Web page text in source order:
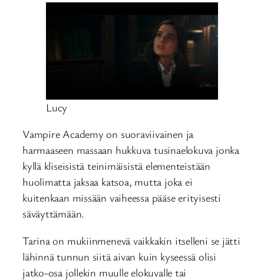
Lucy
Vampire Academy on suoraviivainen ja
harmaaseen massaan hukkuva tusinaelokuva jonka
kyllä kliseisistä teinimäisistä elementeistään
huolimatta jaksaa katsoa, mutta joka ei
kuitenkaan missään vaiheessa pääse erityisesti
säväyttämään.
Tarina on mukiinmenevä vaikkakin itselleni se jätti
lähinnä tunnun siitä aivan kuin kyseessä olisi
jatko-osa jollekin muulle elokuvalle tai